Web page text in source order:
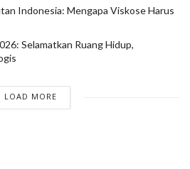
Indonesia: Mengapa Viskose Harus
Selamatkan Ruang Hidup,
LOAD MORE